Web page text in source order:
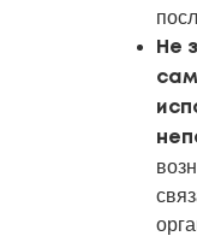
Не